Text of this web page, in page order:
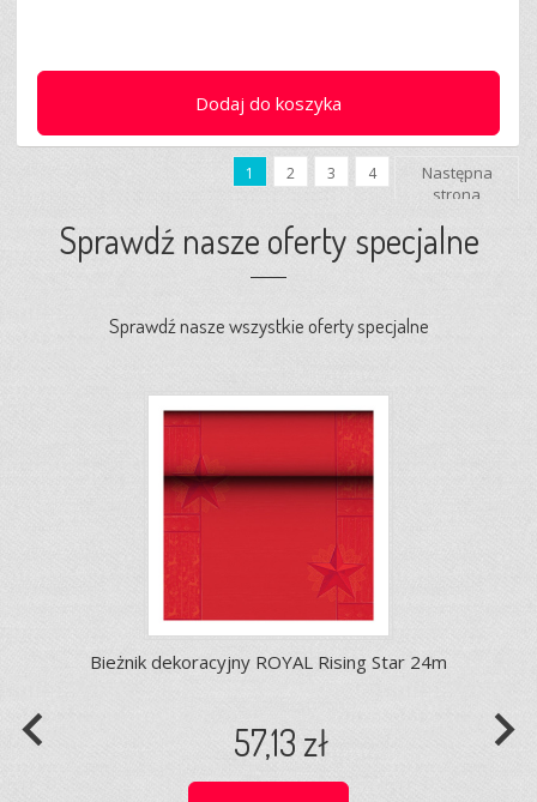
Dodaj do koszyka
1 2 3 4
Następna
strona
Sprawdź nasze oferty specjalne
Sprawdź nasze wszystkie oferty specjalne
Bieżnik dekoracyjny ROYAL Rising Star 24m
57,13 zł
navigate_before navigate_next